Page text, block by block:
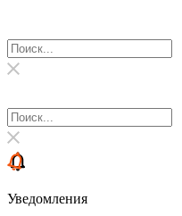
Уведомления